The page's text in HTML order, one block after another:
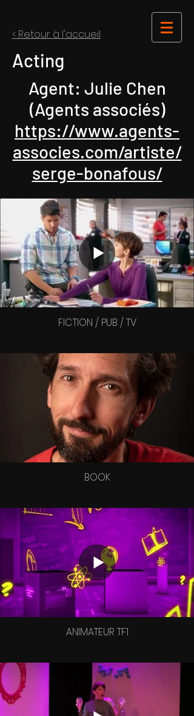
< Retour à l'accueil
Acting
Agent: Julie Chen
(Agents associés)
https://www.agents-
associes.com/artiste/
serge-bonafous/
FICTION / PUB / TV
BOOK
ANIMATEUR TF1